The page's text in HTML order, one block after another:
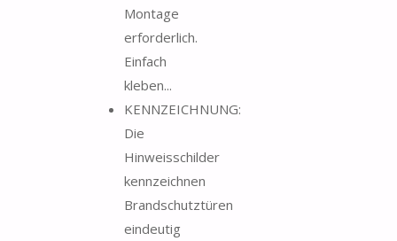
Montage
erforderlich.
Einfach
kleben...
KENNZEICHNUNG:
Die
Hinweisschilder
kennzeichnen
Brandschutztüren
eindeutig